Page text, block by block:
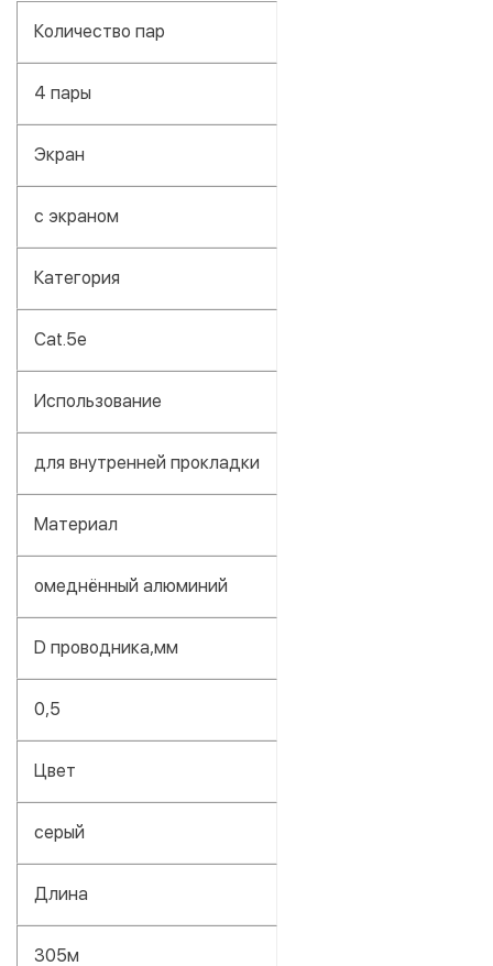
Количество пар
4 пары
Экран
с экраном
Категория
Сat.5e
Использование
для внутренней прокладки
Материал
омеднённый алюминий
D проводника,мм
0,5
Цвет
серый
Длина
305м